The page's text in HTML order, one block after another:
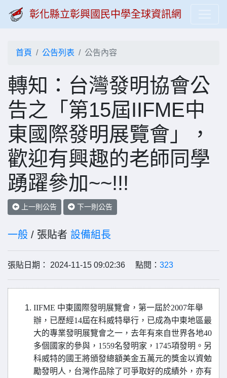
彰化縣立彰興國民中學全球資訊網
首頁 公告列表 公告內容
轉知：台灣發明協會公
告之「第15屆IIFME中
東國際發明展覽會」，
歡迎有興趣的老師同學
踴躍參加~~!!!
上一則公告 下一則公告
一般 / 張貼者 設備組長
張貼日期： 2024-11-15 09:02:36 點閱： 323
IIFME 中東國際發明展覽會，第一屆於2007年舉
辦，已歷經14屆在科威特舉行，已成為中東地區最
大的專業發明展覽會之一，去年有來自世界各地40
多個國家的參與，1 559名發明家，1745項發明。另
科威特的國王將頒發總額美金五萬元的獎金以資勉
勵發明人，台灣作品除了可爭取好的成績外，亦有